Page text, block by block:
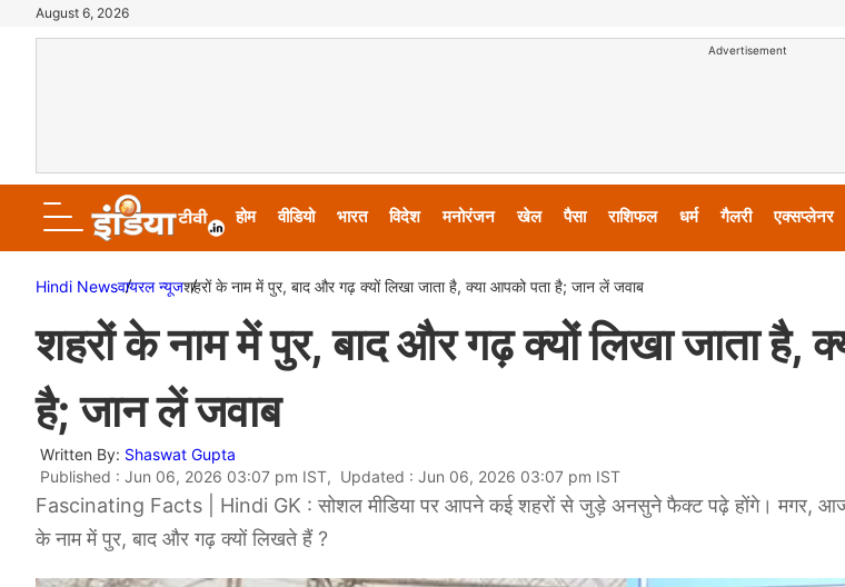
August 6, 2026
Advertisement
होम वीडियो भारत विदेश मनोरंजन खेल पैसा राशिफल धर्म गैलरी एक्सप्लेनर
Hindi Newsवायरल न्‍यूजशहरों के नाम में पुर, बाद और गढ़ क्यों लिखा जाता है, क्या आपको पता है; जान लें जवाब
शहरों के नाम में पुर, बाद और गढ़ क्यों लिखा जाता है,
है; जान लें जवाब
Written By: Shaswat Gupta
Published : Jun 06, 2026 03:07 pm IST, Updated : Jun 06, 2026 03:07 pm IST
Fascinating Facts | Hindi GK : सोशल मीडिया पर आपने कई शहरों से जुड़े अनसुने फैक्ट पढ़े होंगे। मगर, आज
के नाम में पुर, बाद और गढ़ क्यों लिखते हैं ?